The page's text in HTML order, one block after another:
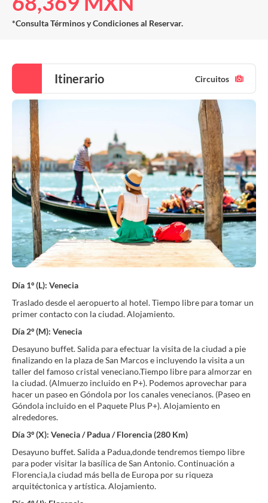
*Consulta Términos y Condiciones al Reservar.
Itinerario Circuitos
Día 1º (L): Venecia
Traslado desde el aeropuerto al hotel. Tiempo libre para tomar un
primer contacto con la ciudad. Alojamiento.
Día 2º (M): Venecia
Desayuno buffet. Salida para efectuar la visita de la ciudad a pie
finalizando en la plaza de San Marcos e incluyendo la visita a un
taller del famoso cristal veneciano.Tiempo libre para almorzar en
la ciudad. (Almuerzo incluido en P+). Podemos aprovechar para
hacer un paseo en Góndola por los canales venecianos. (Paseo en
Góndola incluido en el Paquete Plus P+). Alojamiento en
alrededores.
Día 3º (X): Venecia / Padua / Florencia (280 Km)
Desayuno buffet. Salida a Padua,donde tendremos tiempo libre
para poder visitar la basílica de San Antonio. Continuación a
Florencia,la ciudad más bella de Europa por su riqueza
arquitéctonica y artística. Alojamiento.